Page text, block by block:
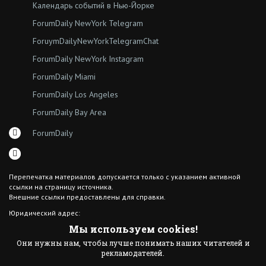
Календарь событий в Нью-Йорке
ForumDaily NewYork Telegram
ForuymDailyNewYorkTelegramChat
ForumDaily NewYork Instagram
ForumDaily Miami
ForumDaily Los Angeles
ForumDaily Bay Area
ForumDaily
Перепечатка материалов допускается только с указанием активной
ссылки на страницу источника.
Внешние ссылки предоставлены для справки.
Юридический адрес:
Brooklyn NY 11204
© 2015 ForumDaily inc.
Мы используем cookies!
Они нужны нам, чтобы лучше понимать наших читателей и
рекламодателей.